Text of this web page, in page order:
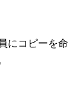
にコピーを命